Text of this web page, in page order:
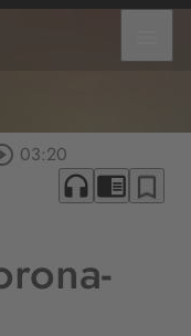
03:20
headphones chrome_reader_mode bookmark_border